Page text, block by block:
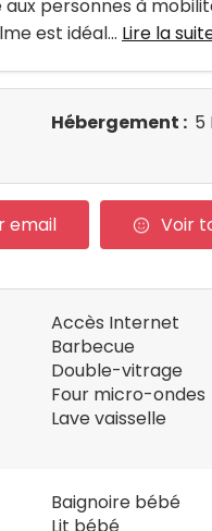
personnes à
est idéal... Lire la
Hébergement : 5
email Voir
Accès Internet
Barbecue
Double-vitrage
Four micro-ondes
Lave vaisselle
Baignoire bébé